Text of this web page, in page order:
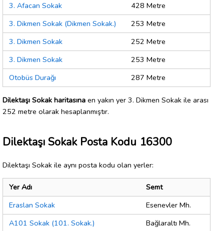
3. Afacan Sokak
428 Metre
3. Dikmen Sokak (Dikmen Sokak.)
253 Metre
3. Dikmen Sokak
252 Metre
3. Dikmen Sokak
253 Metre
Otobüs Durağı
287 Metre
Dilektaşı Sokak haritasına en yakın yer 3. Dikmen Sokak ile arası
252 metre olarak hesaplanmıştır.
Dilektaşı Sokak Posta Kodu 16300
Dilektaşı Sokak ile aynı posta kodu olan yerler:
Yer Adı
Semt
Eraslan Sokak
Esenevler Mh.
A101 Sokak (101. Sokak.)
Bağlaraltı Mh.